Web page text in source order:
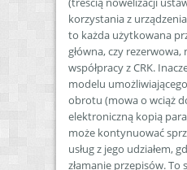
korzystania z
to każda użytkowana
główna, czy
współpracy z CRK.
modelu
obrotu (mowa o wciąż
elektroniczną kopią
może kontynuować
usług z jego udziałem,
złamanie przepisów. To